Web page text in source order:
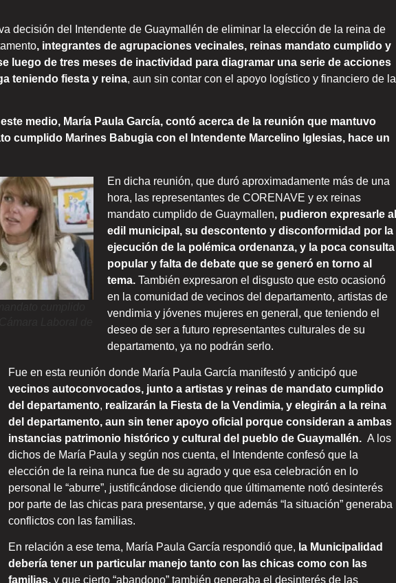
decisión del Intendente de Guaymallén de eliminar la elección de la reina de
, integrantes de agrupaciones vecinales, reinas mandato cumplido y
luego de tres meses de inactividad para diagramar una serie de acciones
teniendo fiesta y reina, aun sin contar con el apoyo logístico y financiero de la
medio, María Paula García, contó acerca de la reunión que mantuvo
cumplido Marines Babugia con el Intendente Marcelino Iglesias, hace un
En dicha reunión, que duró aproximadamente más de una
hora, las representantes de CORENAVE y ex reinas
mandato cumplido de Guaymallen, pudieron expresarle al
edil municipal, su descontento y disconformidad por la
ejecución de la polémica ordenanza, y la poca consulta
popular y falta de debate que se generó en torno al
tema. También expresaron el disgusto que esto ocasionó
en la comunidad de vecinos del departamento, artistas de
vendimia y jóvenes mujeres en general, que teniendo el
deseo de ser a futuro representantes culturales de su
departamento, ya no podrán serlo.
Fue en esta reunión donde María Paula García manifestó y anticipó que
vecinos autoconvocados, junto a artistas y reinas de mandato cumplido
del departamento, realizarán la Fiesta de la Vendimia, y elegirán a la reina
del departamento, aun sin tener apoyo oficial porque consideran a ambas
instancias patrimonio histórico y cultural del pueblo de Guaymallén. A los
dichos de María Paula y según nos cuenta, el Intendente confesó que la
elección de la reina nunca fue de su agrado y que esa celebración en lo
personal le “aburre”, justificándose diciendo que últimamente notó desinterés
por parte de las chicas para presentarse, y que además “la situación” generaba
conflictos con las familias.
En relación a ese tema, María Paula García respondió que, la Municipalidad
debería tener un particular manejo tanto con las chicas como con las
familias, y que cierto “abandono” también generaba el desinterés de las